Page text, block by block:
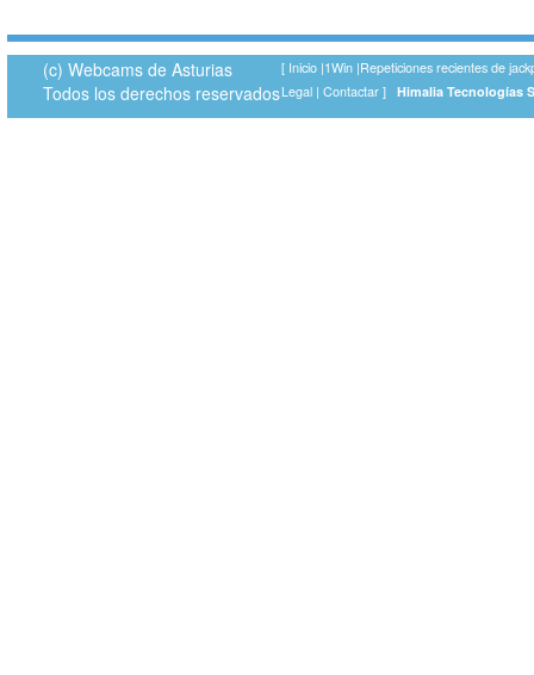
(c) Webcams de Asturias
Todos los derechos reservados
[ Inicio |1Win |Repeticiones recientes de
Legal | Contactar ] Himalia Tecnologías